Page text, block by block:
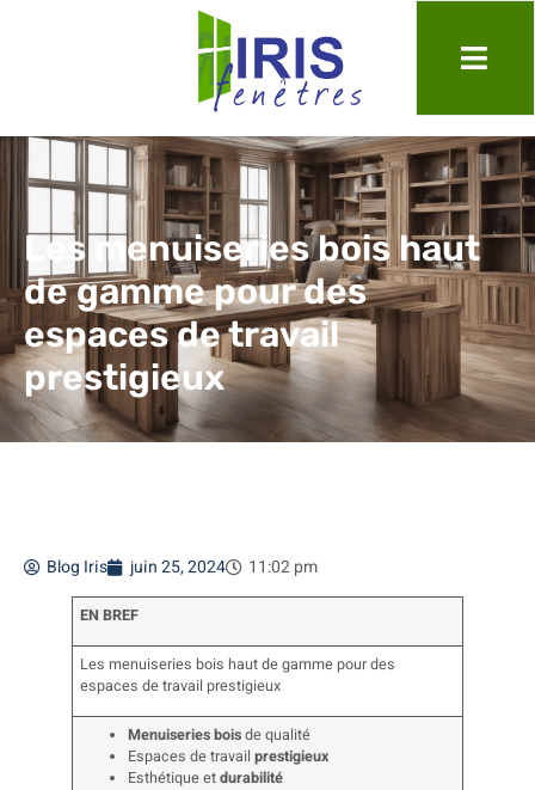
Les menuiseries bois haut
de gamme pour des
espaces de travail
prestigieux
Blog Iris juin 25, 2024 11:02 pm
EN BREF
Les menuiseries bois haut de gamme pour des
espaces de travail prestigieux
Menuiseries boisde qualité
Espaces de travailprestigieux
Esthétique etdurabilité